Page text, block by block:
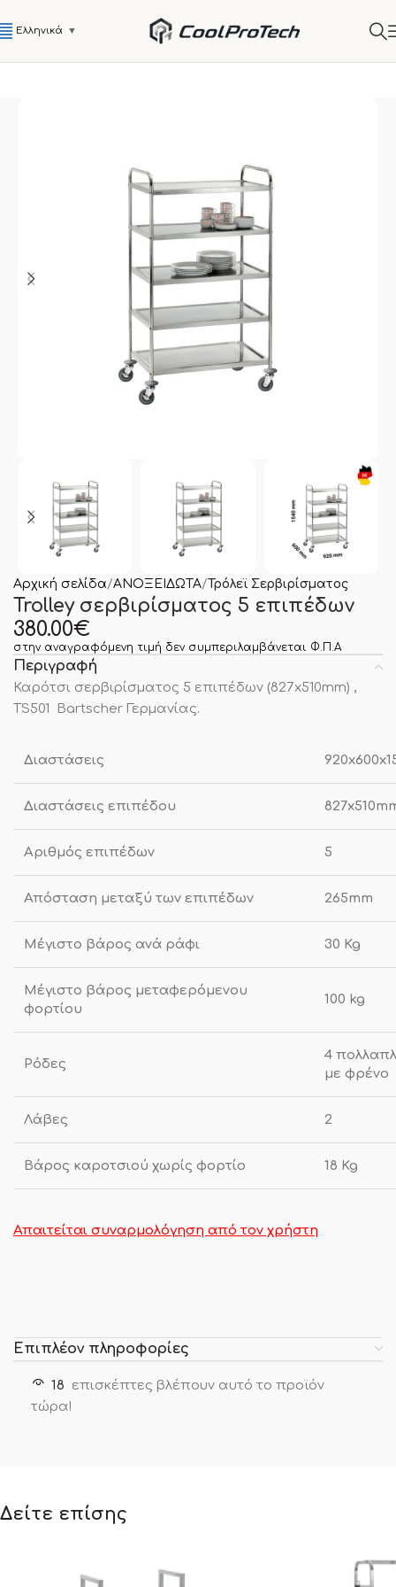
Ελληνικά ▼
Αρχική σελίδα ΑΝΟΞΕΙΔΩΤΑ Τρόλεϊ Σερβιρίσματος
Trolley σερβιρίσματος 5 επιπέδων
380.00€
στην αναγραφόμενη τιμή δεν συμπεριλαμβάνεται Φ.Π.Α
Περιγραφή
Καρότσι σερβιρίσματος 5 επιπέδων (827x510mm) ,
TS501 Bartscher Γερμανίας.
Διαστάσεις
Διαστάσεις επιπέδου
Αριθμός επιπέδων 5
Απόσταση μεταξύ των επιπέδων 265mm
Μέγιστο βάρος ανά ράφι 30 Kg
Μέγιστο βάρος μεταφερόμενου
φορτίου
100 kg
Ρόδες
4
με φρένο
Λάβες 2
Βάρος καροτσιού χωρίς φορτίο 18 Kg
Απαιτείται συναρμολόγηση από τον χρήστη
Επιπλέον πληροφορίες
18 επισκέπτες βλέπουν αυτό το προϊόν
τώρα!
Δείτε επίσης